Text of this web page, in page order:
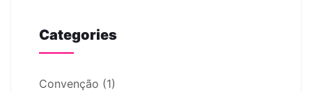
Categories
Convenção (1)